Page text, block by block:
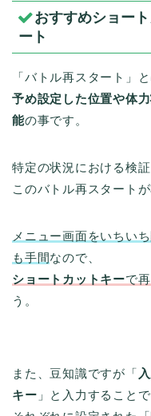
おすすめショー
ート
「バトル再スタート」と
予め設定した位置や体
能の事です。
特定の状況における検
このバトル再スタート
メニュー画面をいちい
も手間なので、
ショートカットキーで
う。
また、豆知識ですが「
キー 」と入力することで